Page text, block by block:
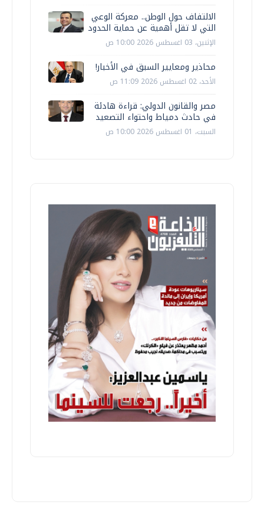
الالتفاف حول الوطن.. معركة الوعي
التي لا تقل أهمية عن حماية الحدود
الإثنين، 03 اغسطس 2026 10:00 ص
محاذير ومعايير السبق في الأخبار!
الأحد، 02 اغسطس 2026 11:09 ص
مصر والقانون الدولي: قراءة هادئة
في حادث دمياط واحتواء التصعيد
السبت، 01 اغسطس 2026 10:00 ص